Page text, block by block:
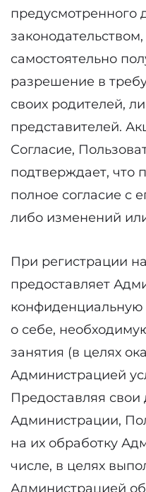
предусмотренного
самостоятельно
разрешение в
своих родителей,
представителей.
Согласие,
подтверждает, что
полное согласие с
либо изменений
При регистрации
предоставляет
о себе,
занятия (в целях
Администрацией
Предоставляя
Администрации,
на их обработку
числе, в целях
Администрацией